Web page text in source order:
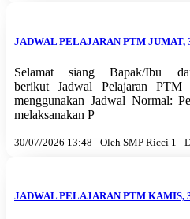
JADWAL PELAJARAN PTM JUMAT,
Selamat siang Bapak/Ibu
berikut Jadwal Pelajaran
menggunakan Jadwal Normal:
melaksanakan P
30/07/2026 13:48 - Oleh SMP Ricci 1 -
JADWAL PELAJARAN PTM KAMIS,